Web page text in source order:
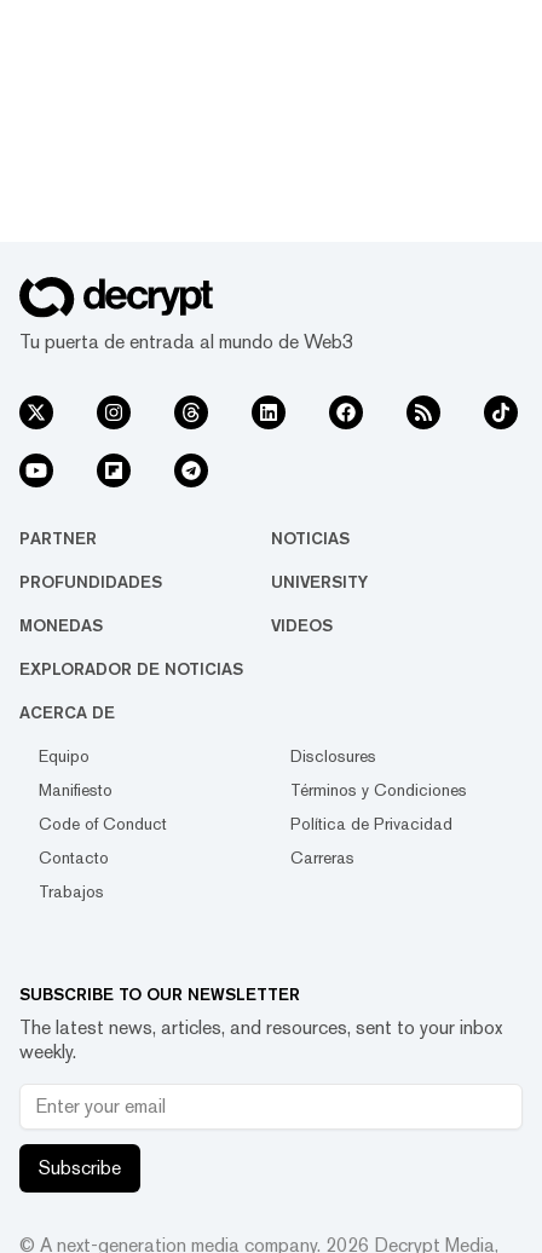
Tu puerta de entrada al mundo de Web3
PARTNER NOTICIAS
PROFUNDIDADES UNIVERSITY
MONEDAS VIDEOS
EXPLORADOR DE NOTICIAS
ACERCA DE
Equipo
Disclosures
Manifiesto
Términos y Condiciones
Code of Conduct
Política de Privacidad
Contacto
Carreras
Trabajos
SUBSCRIBE TO OUR NEWSLETTER
The latest news, articles, and resources, sent to your inbox
weekly.
Subscribe
© A next-generation media company. 2026 Decrypt Media,